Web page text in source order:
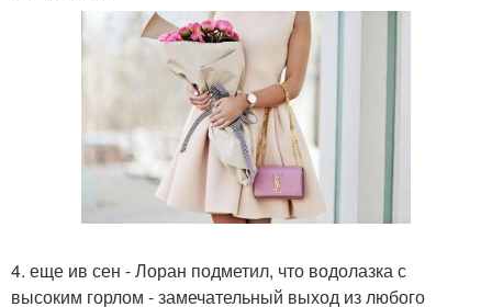
4. еще ив сен - Лоран подметил, что водолазка с
высоким горлом - замечательный выход из любого